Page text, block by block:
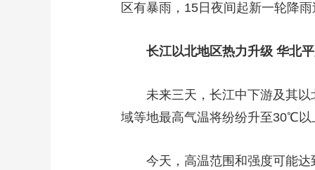
前线 比划 快看 蓝海中国 新
竞猜 2026年世界杯 2026年
教育 乡村振兴 生态环境 一带一路
区有暴雨，15日夜间起新一轮降
长江以北地区热力升级 华北
未来三天，长江中下游及其以
域等地最高气温将纷纷升至30℃
今天，高温范围和强度可能达